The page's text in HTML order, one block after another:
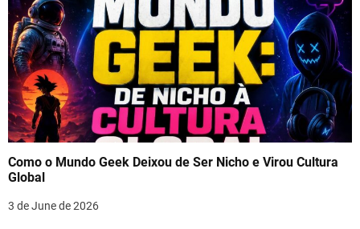
Como o Mundo Geek Deixou de Ser Nicho e Virou Cultura
Global
3 de June de 2026